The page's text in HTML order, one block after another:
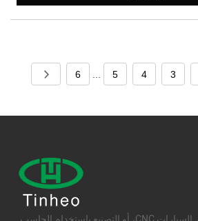
3
4
5
6
للاستفسارات حول قطع غيار السيارات CNC، أو التصنيع باستخدام الحاسب